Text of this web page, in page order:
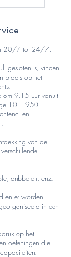
20/7 tot 24/7.
gesloten is, vinden
plaats op het
om 9.15 uur vanuit
10, 1950
en
van de
dribbelen, enz.
en er worden
in een
op het
oefeningen die